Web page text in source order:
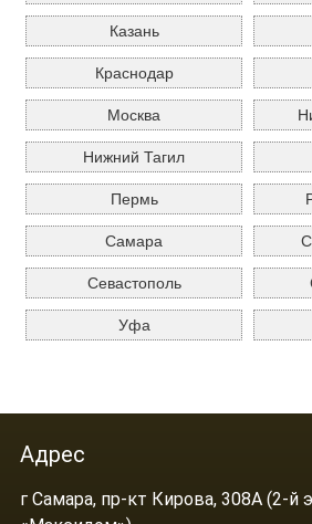
Казань
Краснодар
Москва
Нижний Тагил
Пермь
Самара
Севастополь
Уфа
Адрес
г Самара, пр-кт Кирова, 308А (2-й